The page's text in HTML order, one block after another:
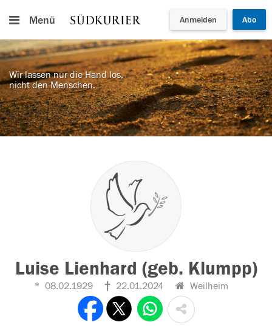
Menü Anmelden Abo
Wir lassen nur die Hand los,
nicht den Menschen.
Luise Lienhard (geb. Klumpp)
08.02.1929 22.01.2024 Weilheim